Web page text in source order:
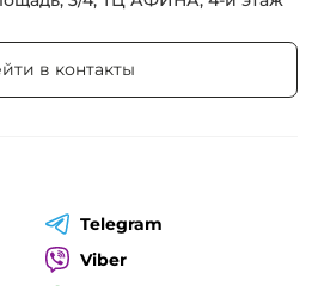
в контакты
Telegram
Viber